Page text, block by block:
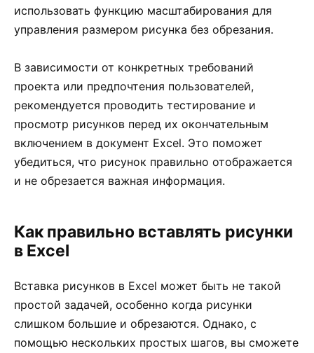
использовать функцию масштабирования для
управления размером рисунка без обрезания.
В зависимости от конкретных требований
проекта или предпочтения пользователей,
рекомендуется проводить тестирование и
просмотр рисунков перед их окончательным
включением в документ Excel. Это поможет
убедиться, что рисунок правильно отображается
и не обрезается важная информация.
Как правильно вставлять рисунки
в Excel
Вставка рисунков в Excel может быть не такой
простой задачей, особенно когда рисунки
слишком большие и обрезаются. Однако, с
помощью нескольких простых шагов, вы сможете